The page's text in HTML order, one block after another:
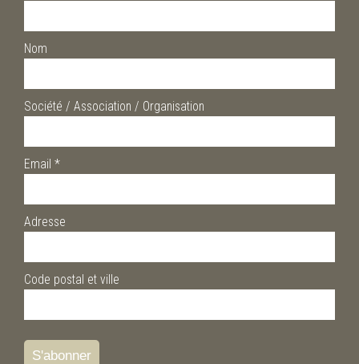
Nom
Société / Association / Organisation
Email *
Adresse
Code postal et ville